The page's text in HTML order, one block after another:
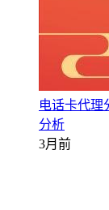
电话卡代理
分析
3月前